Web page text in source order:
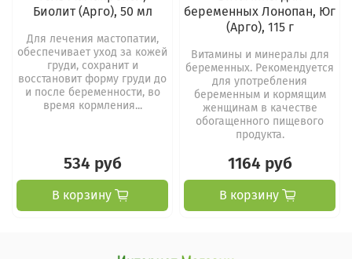
Биолит (Арго), 50 мл
Для лечения мастопатии,
обеспечивает уход за кожей
груди, сохранит и
восстановит форму груди до
и после беременности, во
время кормления...
534 руб
В корзину
беременных Лонопан, Юг
(Арго), 115 г
Витамины и минералы для
беременных. Рекомендуется
для употребления
беременным и кормящим
женщинам в качестве
обогащенного пищевого
продукта.
1164 руб
В корзину